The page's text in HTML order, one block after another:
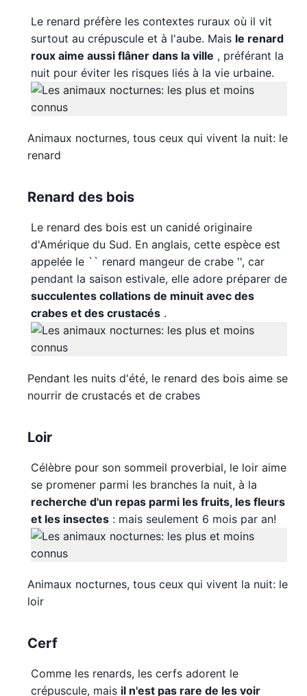
Le renard préfère les contextes ruraux où il vit
surtout au crépuscule et à l'aube. Mais le renard
roux aime aussi flâner dans la ville , préférant la
nuit pour éviter les risques liés à la vie urbaine.
Animaux nocturnes, tous ceux qui vivent la nuit: le
renard
Renard des bois
Le renard des bois est un canidé originaire
d'Amérique du Sud. En anglais, cette espèce est
appelée le `` renard mangeur de crabe '', car
pendant la saison estivale, elle adore préparer de
succulentes collations de minuit avec des
crabes et des crustacés .
Pendant les nuits d'été, le renard des bois aime se
nourrir de crustacés et de crabes
Loir
Célèbre pour son sommeil proverbial, le loir aime
se promener parmi les branches la nuit, à la
recherche d'un repas parmi les fruits, les fleurs
et les insectes : mais seulement 6 mois par an!
Animaux nocturnes, tous ceux qui vivent la nuit: le
loir
Cerf
Comme les renards, les cerfs adorent le
crépuscule, mais il n'est pas rare de les voir